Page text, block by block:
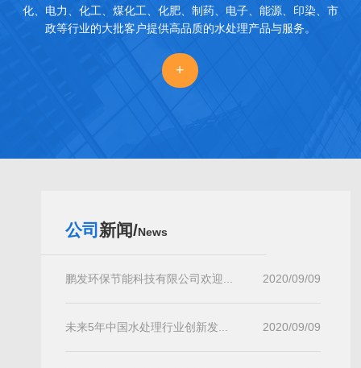
化、电力、化工、煤化工、化肥、制药、电子、能源、印染、市
政等行业的大批客户提供高品质的水处理产品与服务。
+
公司 新闻/News
鹏发环保节能科技有限公司欢迎... 2020/09/09
未来5年中国水处理行业创新发... 2020/09/09